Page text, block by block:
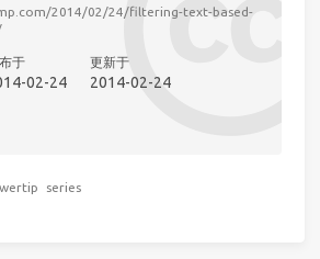
2014/02/24/filtering-text-based-
于
02-24
更新于
2014-02-24
series